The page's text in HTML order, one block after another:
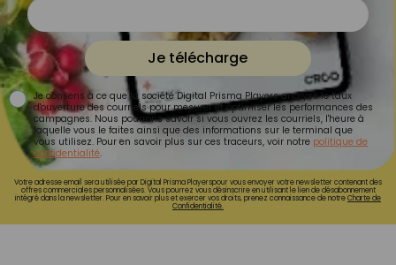
Je télécharge
Je consens à ce que la société Digital Prisma Players analyse le taux
d'ouverture des courriels pour mesurer et optimiser les performances des
campagnes. Nous pourrons savoir si vous ouvrez les courriels, l'heure à
laquelle vous le faites ainsi que des informations sur le terminal que
vous utilisez. Pour en savoir plus sur ces traceurs, voir notre politique de
confidentialité.
Votre adresse email sera utilisée par Digital Prisma Playerspour vous envoyer votre newsletter contenant des
offres commerciales personnalisées. Vous pourrez vous désinscrire en utilisant le lien de désabonnement
intégré dans la newsletter. Pour en savoir plus et exercer vos droits, prenez connaissance de notreCharte de
Confidentialité.